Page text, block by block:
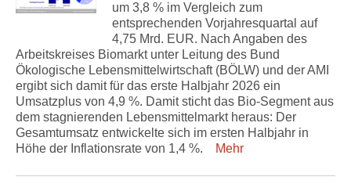
um 3,8 % im Vergleich zum
entsprechenden Vorjahresquartal auf
4,75 Mrd. EUR. Nach Angaben des
Arbeitskreises Biomarkt unter Leitung des Bund
Ökologische Lebensmittelwirtschaft (BÖLW) und der AMI
ergibt sich damit für das erste Halbjahr 2026 ein
Umsatzplus von 4,9 %. Damit sticht das Bio-Segment aus
dem stagnierenden Lebensmittelmarkt heraus: Der
Gesamtumsatz entwickelte sich im ersten Halbjahr in
Höhe der Inflationsrate von 1,4 %.
Mehr